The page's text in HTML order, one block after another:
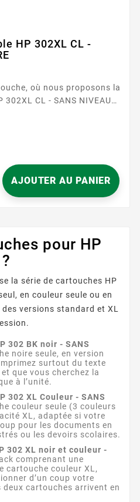
HP 302XL CL -
où nous proposons la
CL - SANS NIVEAU
plan pour ceux qui
dans leurs besoins
est conçue pour
et images se
démarquent avec clarté et précision. La...
AJOUTER AU PANIER
pour HP
la série de cartouches HP
en couleur seule ou en
versions standard et XL
302 BK noir - SANS
noire seule, en version
surtout du texte
que vous cherchez la
à l’unité.
302 XL Couleur - SANS
couleur seule (3 couleurs
XL, adaptée si votre
pour les documents en
ou les devoirs scolaires.
302 XL noir et couleur -
comprenant une
cartouche couleur XL,
d’un coup votre
deux cartouches arrivent en